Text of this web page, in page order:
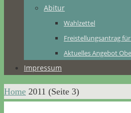
Abitur
Wahlzettel
Freistellungsantrag
Aktuelles Angebot
Impressum
Home 2011 (Seite 3)